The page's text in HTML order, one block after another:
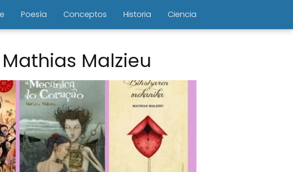
Poesía Conceptos Historia Ciencia
Malzieu